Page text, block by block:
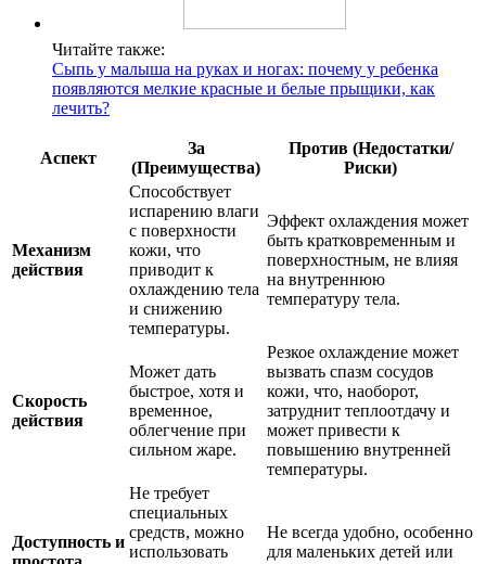
Читайте также:
Сыпь у малыша на руках и ногах: почему у ребенка
появляются мелкие красные и белые прыщики, как
лечить?
Аспект
За
(Преимущества)
Против (Недостатки/
Риски)
Механизм
действия
Способствует
испарению влаги
с поверхности
кожи, что
приводит к
охлаждению тела
и снижению
температуры.
Эффект охлаждения может
быть кратковременным и
поверхностным, не влияя
на внутреннюю
температуру тела.
Скорость
действия
Может дать
быстрое, хотя и
временное,
облегчение при
сильном жаре.
Резкое охлаждение может
вызвать спазм сосудов
кожи, что, наоборот,
затруднит теплоотдачу и
может привести к
повышению внутренней
температуры.
Доступность и
Не требует
специальных
средств, можно
использовать
Не всегда удобно, особенно
для маленьких детей или